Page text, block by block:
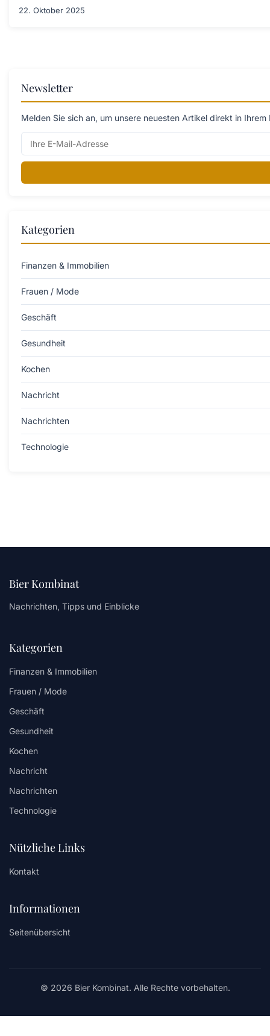
22. Oktober 2025
Newsletter
Melden Sie sich an, um unsere neuesten Artikel direkt in
Kategorien
Finanzen & Immobilien
Frauen / Mode
Geschäft
Gesundheit
Kochen
Nachricht
Nachrichten
Technologie
Bier Kombinat
Nachrichten, Tipps und Einblicke
Kategorien
Finanzen & Immobilien
Frauen / Mode
Geschäft
Gesundheit
Kochen
Nachricht
Nachrichten
Technologie
Nützliche Links
Kontakt
Informationen
Seitenübersicht
© 2026 Bier Kombinat. Alle Rechte vorbehalten.